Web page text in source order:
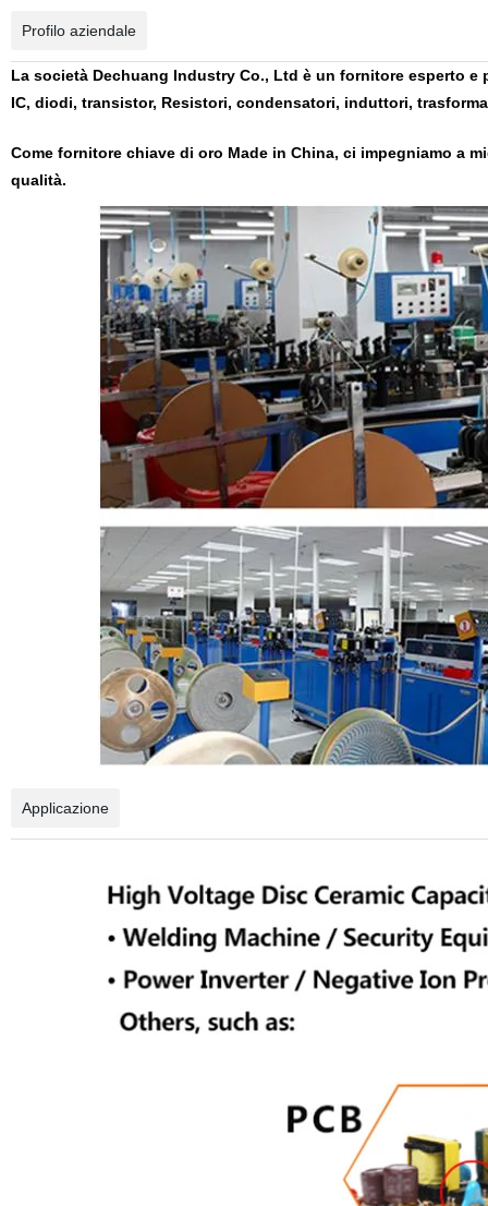
Profilo aziendale
La società Dechuang Industry Co., Ltd è un fornitore esperto
IC, diodi, transistor, Resistori, condensatori, induttori,
Come fornitore chiave di oro Made in China, ci impegniamo a
qualità.
Applicazione